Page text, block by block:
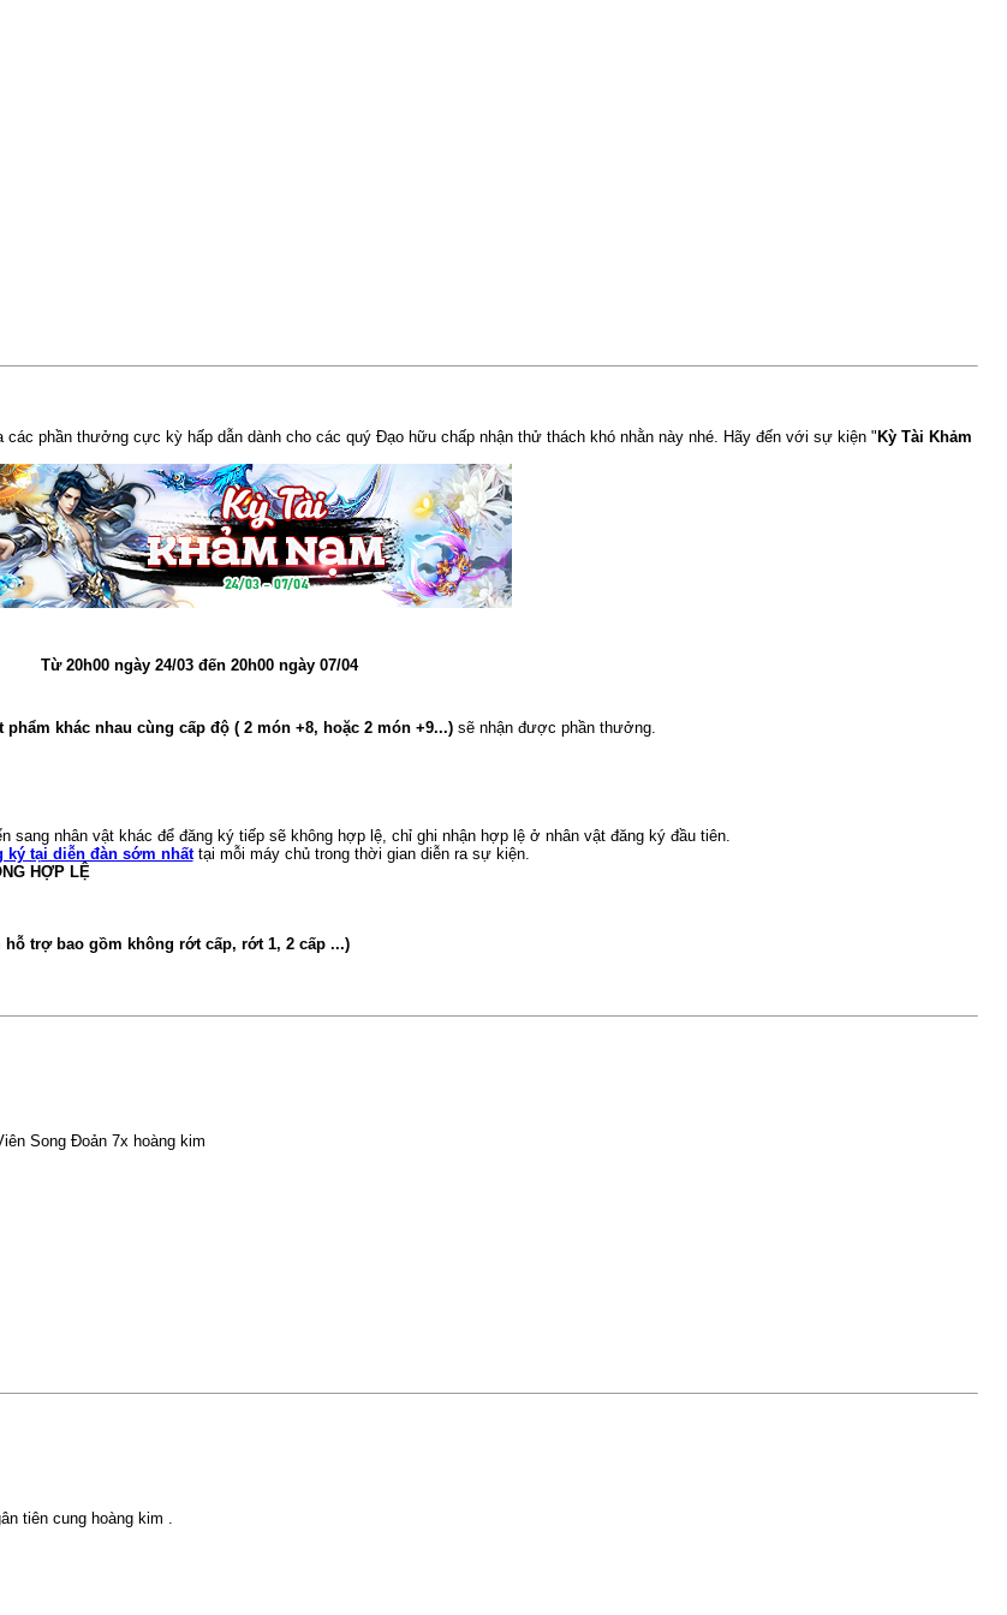
phần thưởng cực kỳ hấp dẫn dành cho các quý Đạo hữu chấp nhận thử thách khó nhằn này nhé. Hãy đến với sự kiện " Kỳ Tài Khảm
Từ 20h00 ngày 24/03 đến 20h00 ngày 07/04
phẩm khác nhau cùng cấp độ ( 2 món +8, hoặc 2 món +9...)sẽ nhận được phần thưởng.
nhân vật khác để đăng ký tiếp sẽ không hợp lệ, chỉ ghi nhận hợp lệ ở nhân vật đăng ký đầu tiên.
ký tại diễn đàn sớm nhất tại mỗi máy chủ trong thời gian diễn ra sự kiện.
HỢP LỆ
trợ bao gồm không rớt cấp, rớt 1, 2 cấp ...)
Song Đoản 7x hoàng kim
tiên cung hoàng kim .